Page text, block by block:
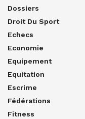
Dossiers
Droit Du Sport
Echecs
Economie
Equipement
Equitation
Escrime
Fédérations
Fitness